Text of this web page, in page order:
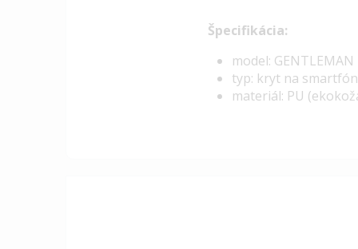
Špecifikácia:
model: GENTLEMAN
typ: kryt na
materiál: PU